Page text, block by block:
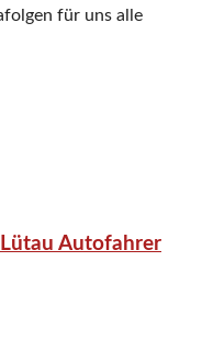
für uns alle
Autofahrer